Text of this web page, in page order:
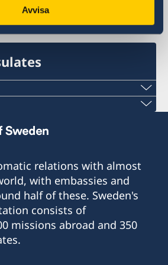
Avvisa
Nõukogu Eesti esinduse
relations with almost
with embassies and
half of these. Sweden's
consists of
missions abroad and 350